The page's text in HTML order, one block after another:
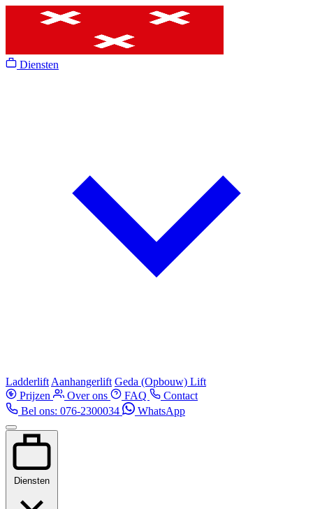
Diensten
Ladderlift Aanhangerlift Geda (Opbouw) Lift
Prijzen
Over ons FAQ
Contact
Bel ons: 076-2300034
WhatsApp
Diensten